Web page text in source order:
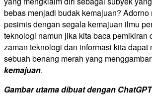
bebas menjadi budak kemajuan? Adorno
pesimis dengan segala kemajuan ilmu
teknologi namun jika kita baca pemikiran
zaman teknologi dan informasi kita dapat
sebuah benang merah yang
kemajuan.
Gambar utama dibuat dengan ChatGPT